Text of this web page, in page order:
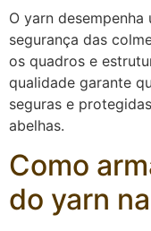
O yarn
segurança das
os quadros e
qualidade garante
seguras e
abelhas.
Como
do yarn